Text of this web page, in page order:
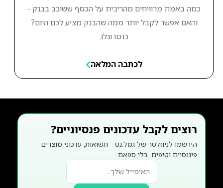
כמה באמת מרוויחים מהריבית על הכסף ששוכב בבנק -
והאם אפשר לקבל יותר ממה שהבנק מציע לכם היום?
כנסו וגלו.
לכתבה המלאה
רוצים לקבל עדכונים פנסיוניים?
הירשמו לניוזלטר של גמל.נט - תשואות, עדכוני מוצרים
פיננסיים וטיפים. בלי ספאם.